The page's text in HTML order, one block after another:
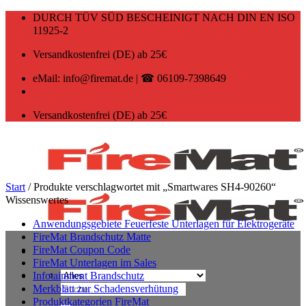
Zum
DURCH TÜV SÜD BESCHEINIGT NACH DIN EN ISO
11925-2
Versandkostenfrei (DE) ab 25€
eMail: info@firemat.de | ☎ 06109-7398649
Versandkostenfrei (DE) ab 25€
Suchen
nach:
Start /Produkte verschlagwortet mit „Smartwares SH4‑90260“
Wissenswertes
Anwendungsgebiete Feuerfeste Unterlagen für Elektrogeräte
FireMat Brandschutz Matte
FireMat Coupon Code
FireMat Unterlagen im Sales
Infotainment Brandschutz
Merkblatt zur Schadensverhütung
Produktkategorien FireMat